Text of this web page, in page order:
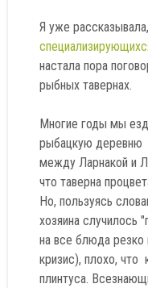
Я уже
настала пора
рыбных тавернах.
Многие годы мы
рыбацкую деревню
между Ларнакой и
что таверна
Но, пользуясь
хозяина случилось
на все блюда
кризис), плохо, что
плинтуса.